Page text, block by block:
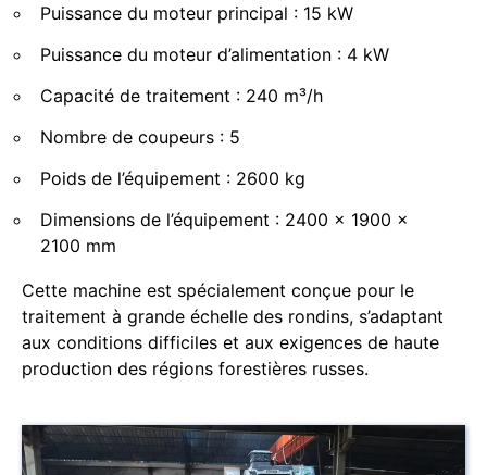
Puissance du moteur principal : 15 kW
Puissance du moteur d’alimentation : 4 kW
Capacité de traitement : 240 m³/h
Nombre de coupeurs : 5
Poids de l’équipement : 2600 kg
Dimensions de l’équipement : 2400 × 1900 ×
2100 mm
Cette machine est spécialement conçue pour le
traitement à grande échelle des rondins, s’adaptant
aux conditions difficiles et aux exigences de haute
production des régions forestières russes.